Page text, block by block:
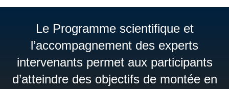
Le Programme scientifique et
l’accompagnement des experts
intervenants permet aux participants
d’atteindre des objectifs de montée en